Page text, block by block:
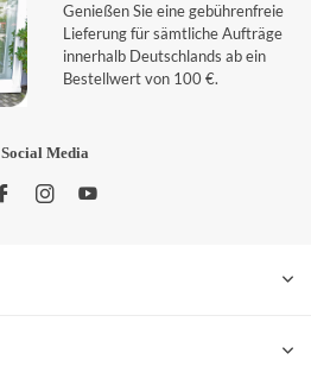
Genießen Sie eine gebührenfreie
Lieferung für sämtliche Aufträge
innerhalb Deutschlands ab ein
Bestellwert von 100 €.
Social Media